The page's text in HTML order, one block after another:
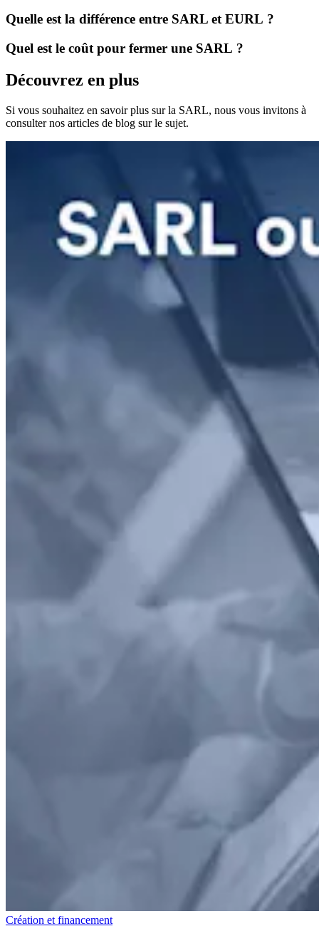
Quelle est la différence entre SARL et EURL ?
Quel est le coût pour fermer une SARL ?
Découvrez en plus
Si vous souhaitez en savoir plus sur la SARL, nous vous invitons à
consulter nos articles de blog sur le sujet.
Création et financement